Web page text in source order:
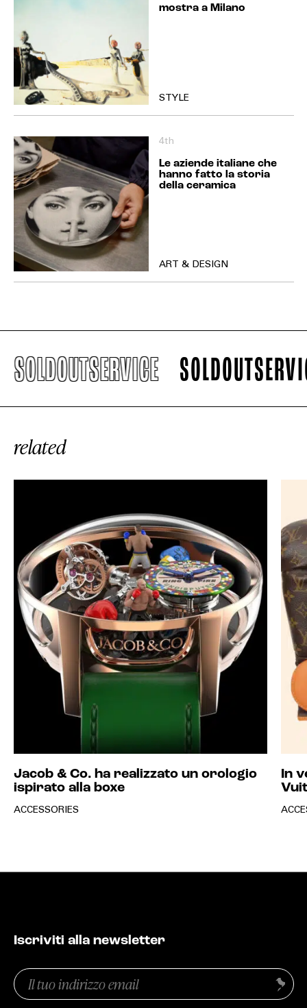
mostra a Milano
STYLE
4th
Le aziende italiane che
hanno fatto la storia
della ceramica
ART & DESIGN
related
Jacob & Co. ha realizzato un orologio
ispirato alla boxe
ACCESSORIES
In
Iscriviti alla newsletter
Email
(Obbligatorio) Invia